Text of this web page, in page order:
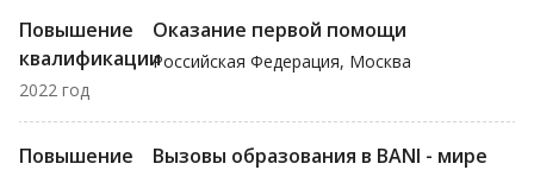
Повышение
квалификации
2022 год
Оказание первой помощи
Российская Федерация, Москва
Повышение
Вызовы образования в BANI - мире